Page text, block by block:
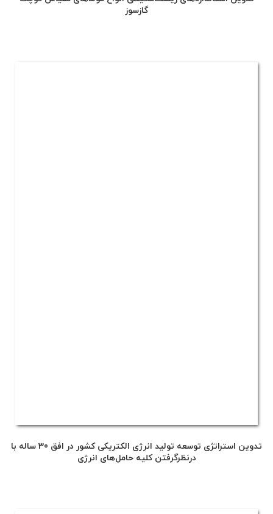
گازسوز
تدوین استراتژی توسعه تولید انرژی الکتریکی کشور در افق 30 ساله با
درنظرگرفتن کلیه حامل‌های انرژی